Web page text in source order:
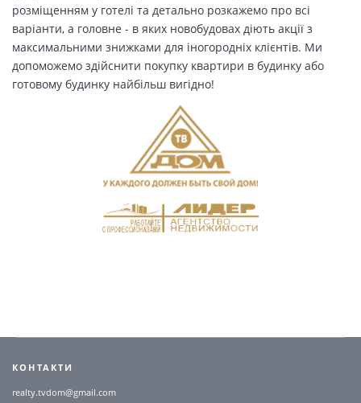
розміщенням у готелі та детально розкажемо про всі
варіанти, а головне - в яких новобудовах діють акції з
максимальними знижками для іногородніх клієнтів. Ми
допоможемо здійснити покупку квартири в будинку або
готовому будинку найбільш вигідно!
КОНТАКТИ
realty.tvdom@gmail.com